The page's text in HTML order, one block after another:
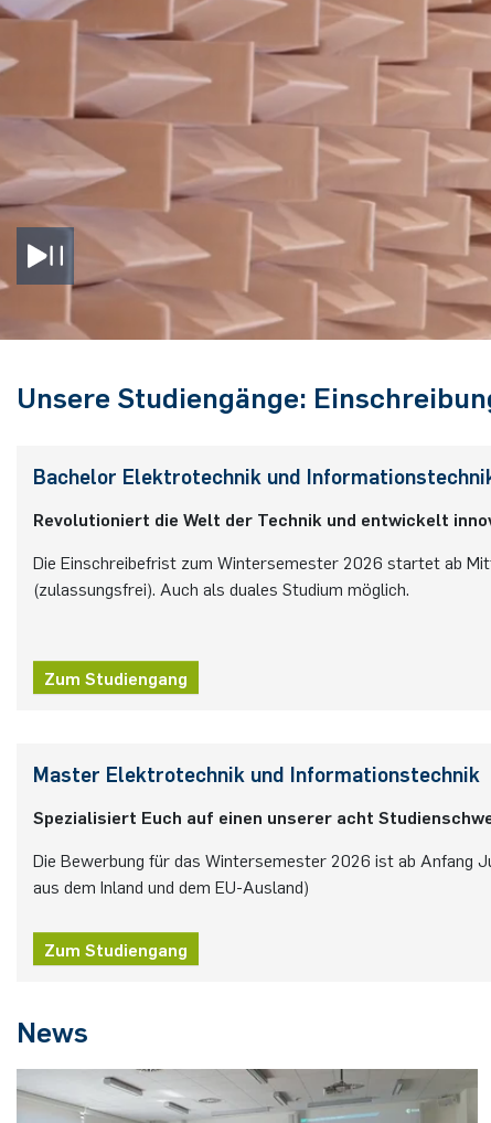
Unsere Studiengänge:
Bachelor Elektrotechnik und
Revolutioniert die Welt der Technik und entwickelt
Die Einschreibefrist zum Wintersemester 2026 startet ab
(zulassungsfrei). Auch als duales Studium möglich.
Zum Studiengang
Master Elektrotechnik und Informationstechnik
Spezialisiert Euch auf einen unserer acht
Die Bewerbung für das Wintersemester 2026 ist ab Anfang
aus dem Inland und dem EU-Ausland)
Zum Studiengang
News